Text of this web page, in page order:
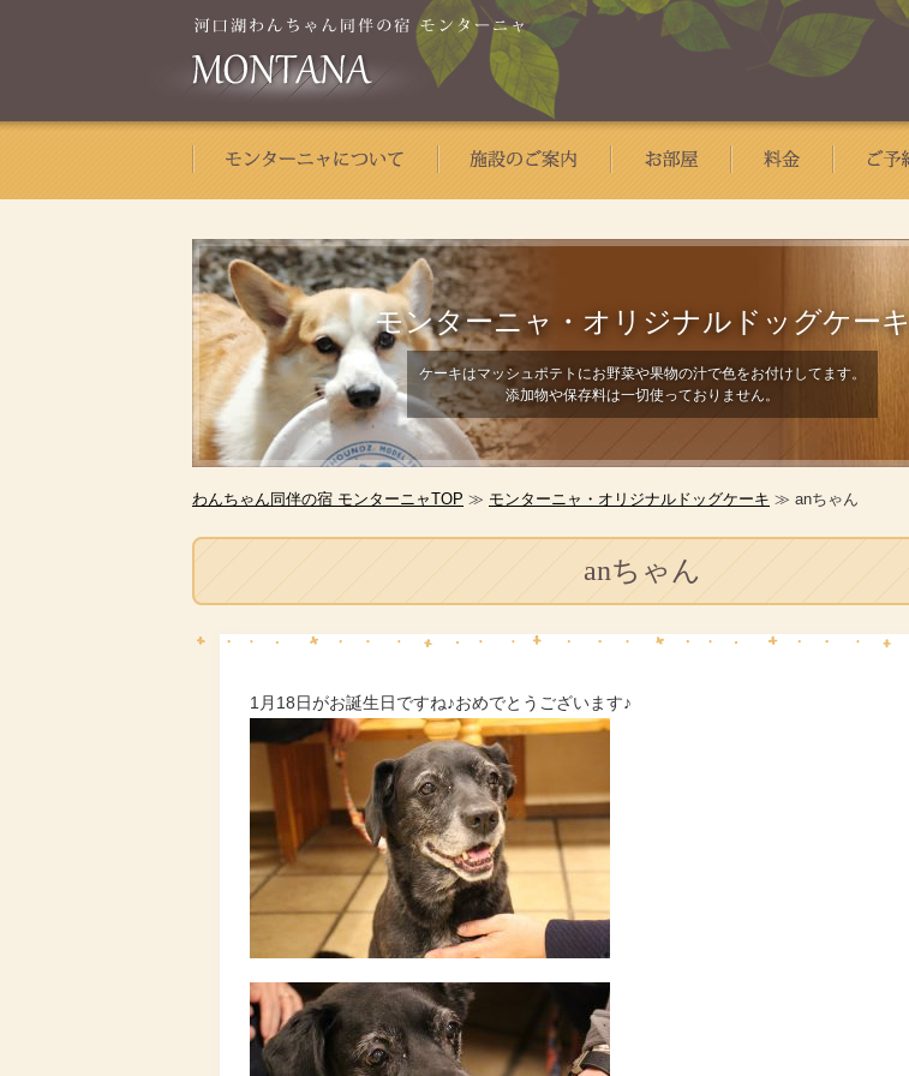
モンターニャ・ オリジナルドッグケーキ
ケーキはマッシュポテトにお野菜や果物の汁で色をお付けしてます。
添加物や保存料は一切使っておりません。
わんちゃん同伴の宿 モンターニャTOP ≫ モンターニャ・オリジナルドッグケーキ ≫ anちゃん
anちゃん
1月18日がお誕生日ですね♪おめでとうございます♪